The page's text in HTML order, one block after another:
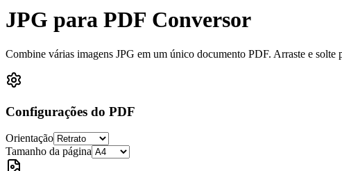
JPG para PDF Conversor
Combine várias imagens JPG em um único documento PDF. Arraste e solte
Configurações do PDF
Orientação
Tamanho da página